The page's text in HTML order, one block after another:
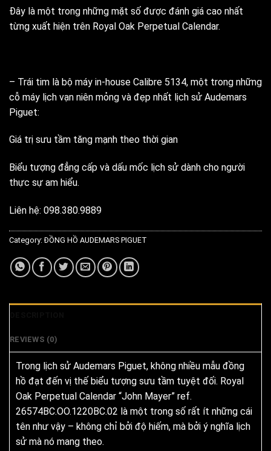
Đây là một trong những mặt số được đánh giá cao nhất
từng xuất hiện trên Royal Oak Perpetual Calendar.
– Trái tim là bộ máy in-house Calibre 5134, một trong những
cỗ máy lịch vạn niên mỏng và đẹp nhất lịch sử Audemars
Piguet:
Giá trị sưu tầm tăng mạnh theo thời gian
Biểu tượng đẳng cấp và dấu mốc lịch sử dành cho người
thực sự am hiểu.
Liên hệ: 098.380.9889
Category:ĐỒNG HỒ AUDEMARS PIGUET
REVIEWS (0)
Trong lịch sử Audemars Piguet, không nhiều mẫu đồng
hồ đạt đến vị thế biểu tượng sưu tầm tuyệt đối. Royal
Oak Perpetual Calendar “John Mayer” ref.
26574BC.OO.1220BC.02 là một trong số rất ít những cái
tên như vậy – không chỉ bởi độ hiếm, mà bởi ý nghĩa lịch
sử mà nó mang theo.